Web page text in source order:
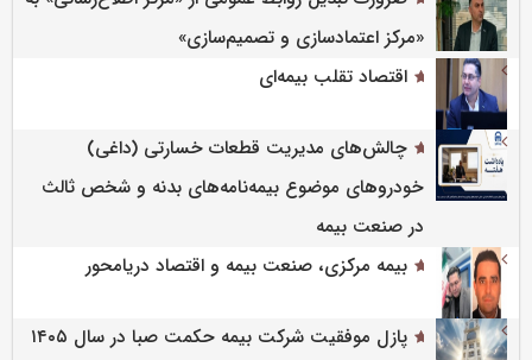
«مرکز اعتمادسازی و تصمیم‌سازی»
اقتصاد تقلب بیمه‌ای
چالش‌های مدیریت قطعات خسارتی (داغی)
خودروهای موضوع بیمه‌نامه‌های بدنه و شخص ثالث
در صنعت بیمه
بیمه مرکزی، صنعت بیمه و اقتصاد دریامحور
پازل موفقیت شرکت بیمه حکمت صبا در سال ۱۴۰۵